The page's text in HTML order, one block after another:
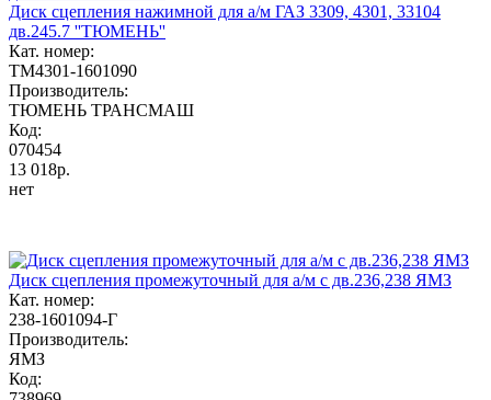
Диск сцепления нажимной для а/м ГАЗ 3309, 4301, 33104
дв.245.7 ''ТЮМЕНЬ''
Кат. номер:
ТМ4301-1601090
Производитель:
ТЮМЕНЬ ТРАНСМАШ
Код:
070454
13 018р.
нет
Диск сцепления промежуточный для а/м с дв.236,238 ЯМЗ
Кат. номер:
238-1601094-Г
Производитель:
ЯМЗ
Код: